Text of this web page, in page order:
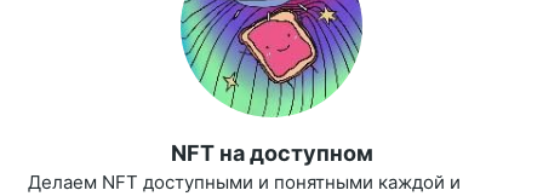
NFT на доступном
Делаем NFT доступными и понятными каждой и